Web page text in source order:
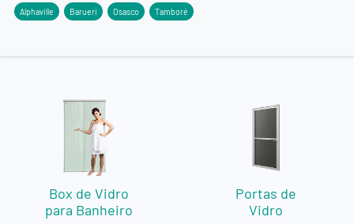
Alphaville Barueri Osasco Tamboré
Box de Vidro
para Banheiro
Portas de
Vidro